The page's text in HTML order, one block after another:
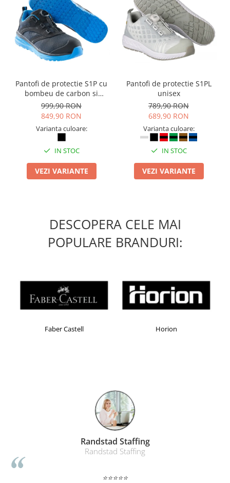
Stampile, tusiere si tus
Protectia muncii si Imbracaminte
Imbracaminte
Tricouri
Bluze & Pulovere
Pantaloni
Pantaloni cu pieptar
Reflectorizante
Echipamente medicale
Manusi de protectie
Ochelari de protectie si viziere
Sepci, caciuli si esarfe
Articole de unica folosinta
Comunicare si prezentare
Flipchart-uri
Pantofi de protectie S1P cu
bombeu de carbon si
inchidere BOAÂ® Fit
999,90 RON
849,90 RON
Varianta culoare:
IN STOC
VEZI VARIANTE
Pantofi de protectie S1PL
unisex
789,90 RON
689,90 RON
Varianta culoare:
IN STOC
VEZI VARIANTE
DESCOPERA CELE MAI
POPULARE BRANDURI:
Faber Castell Horion
Randstad Staffing
Randstad Staffing
⭐⭐⭐⭐⭐